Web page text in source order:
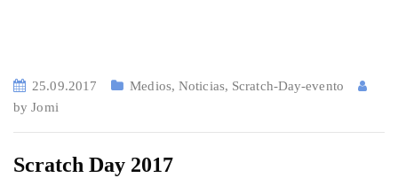
25.09.2017 Medios,Noticias, Scratch-Day-evento
byJomi
Scratch Day 2017